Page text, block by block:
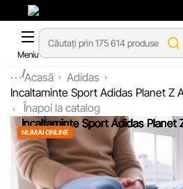
Meniu
...Acasă
Adidas
Incaltaminte Sport Adidas Planet Z
Înapoi la catalog
NUMAI ONLINE